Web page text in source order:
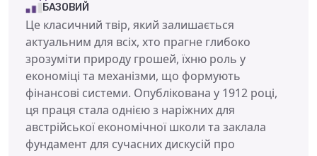
БАЗОВИЙ
Це класичний твір, який залишається
актуальним для всіх, хто прагне глибоко
зрозуміти природу грошей, їхню роль у
економіці та механізми, що формують
фінансові системи. Опублікована у 1912 році,
ця праця стала однією з наріжних для
австрійської економічної школи та заклала
фундамент для сучасних дискусій про